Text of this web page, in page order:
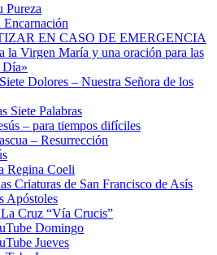
Pureza
Encarnación
EN CASO DE EMERGENCIA
la Virgen María y una oración para las
Día»
Dolores – Nuestra Señora de los
Siete Palabras
– para tiempos difíciles
– Resurrección
Regina Coeli
Criaturas de San Francisco de Asís
Apóstoles
Cruz “Vía Crucis”
Domingo
Jueves